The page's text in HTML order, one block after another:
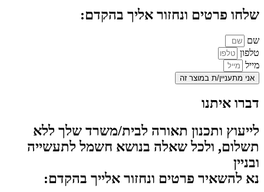
שלחו פרטים ונחזור אליך בהקדם:
שם
טלפון
מייל
אני מתעניין/ת במוצר זה
דברו איתנו
לייעוץ ותכנון תאורה לבית/משרד שלך ללא
תשלום, ולכל שאלה בנושא חשמל לתעשייה
ובניין
נא להשאיר פרטים ונחזור אלייך בהקדם: